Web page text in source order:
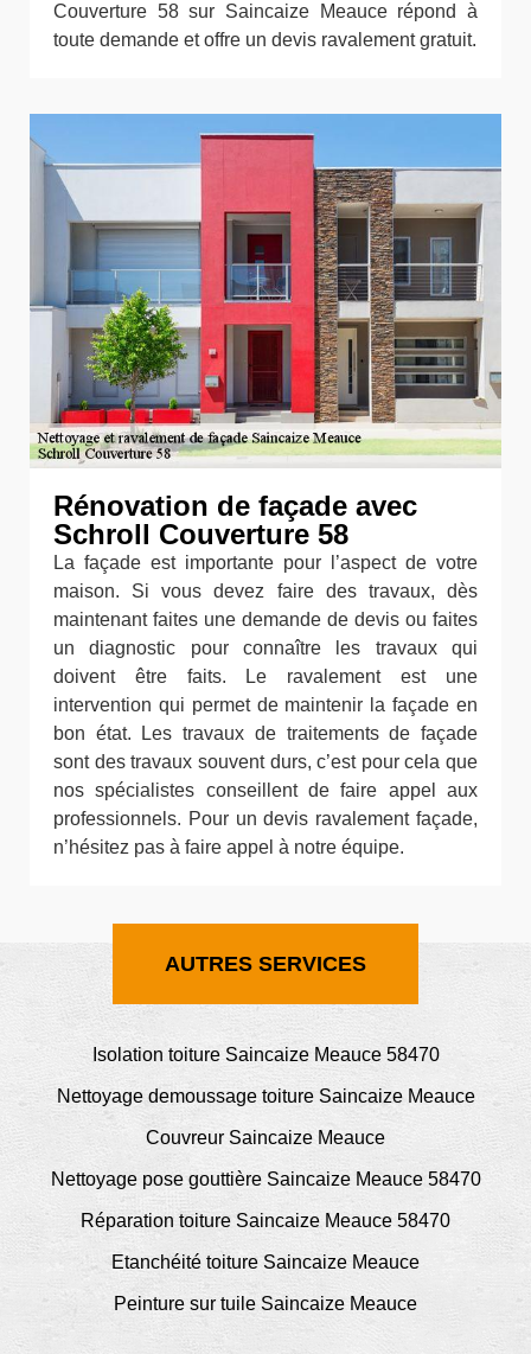
Couverture 58 sur Saincaize Meauce répond à
toute demande et offre un devis ravalement gratuit.
Rénovation de façade avec
Schroll Couverture 58
La façade est importante pour l’aspect de votre
maison. Si vous devez faire des travaux, dès
maintenant faites une demande de devis ou faites
un diagnostic pour connaître les travaux qui
doivent être faits. Le ravalement est une
intervention qui permet de maintenir la façade en
bon état. Les travaux de traitements de façade
sont des travaux souvent durs, c’est pour cela que
nos spécialistes conseillent de faire appel aux
professionnels. Pour un devis ravalement façade,
n’hésitez pas à faire appel à notre équipe.
AUTRES SERVICES
Isolation toiture Saincaize Meauce 58470
Nettoyage demoussage toiture Saincaize Meauce
Couvreur Saincaize Meauce
Nettoyage pose gouttière Saincaize Meauce 58470
Réparation toiture Saincaize Meauce 58470
Etanchéité toiture Saincaize Meauce
Peinture sur tuile Saincaize Meauce